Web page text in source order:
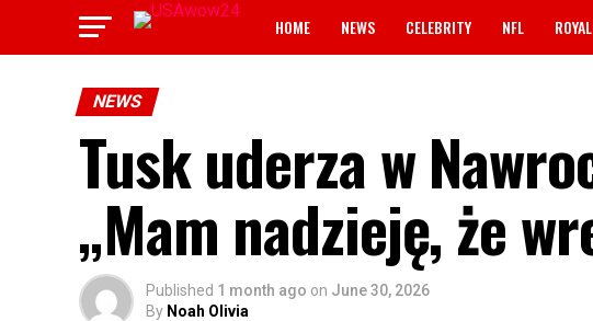
HOME NEWS CELEBRITY NFL
NEWS
Tusk uderza w
„Mam nadzieję, że
Published 1 month ago on June 30, 2026
By Noah Olivia